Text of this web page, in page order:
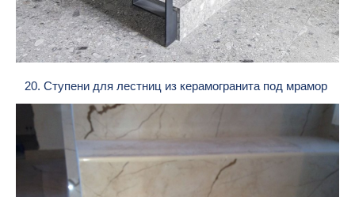
20. Ступени для лестниц из керамогранита под мрамор